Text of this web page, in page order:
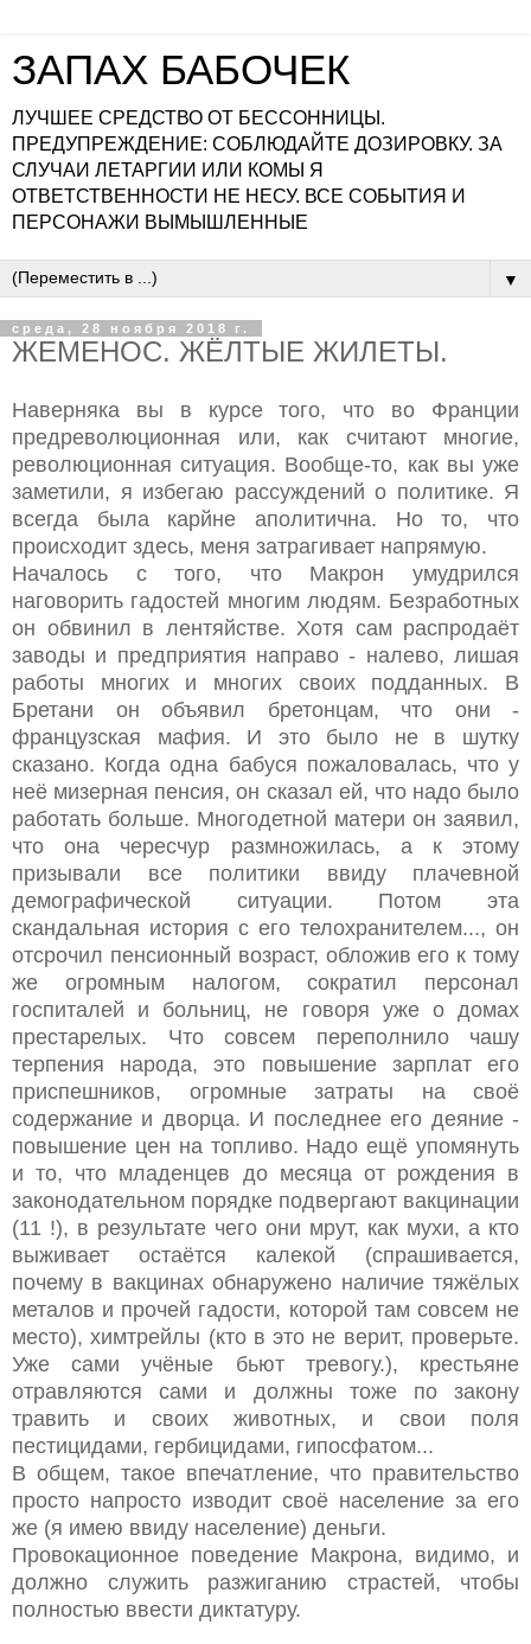
ЗАПАХ БАБОЧЕК
ЛУЧШЕЕ СРЕДСТВО ОТ БЕССОННИЦЫ.
ПРЕДУПРЕЖДЕНИЕ: СОБЛЮДАЙТЕ ДОЗИРОВКУ. ЗА
СЛУЧАИ ЛЕТАРГИИ ИЛИ КОМЫ Я
ОТВЕТСТВЕННОСТИ НЕ НЕСУ. ВСЕ СОБЫТИЯ И
ПЕРСОНАЖИ ВЫМЫШЛЕННЫЕ
▼
среда, 28 ноября 2018 г.
ЖЕМЕНОС. ЖЁЛТЫЕ ЖИЛЕТЫ.
Наверняка вы в курсе того, что во Франции
предреволюционная или, как считают многие,
революционная ситуация. Вообще-то, как вы уже
заметили, я избегаю рассуждений о политике. Я
всегда была карйне аполитична. Но то, что
происходит здесь, меня затрагивает напрямую.
Началось с того, что Макрон умудрился
наговорить гадостей многим людям. Безработных
он обвинил в лентяйстве. Хотя сам распродаёт
заводы и предприятия направо - налево, лишая
работы многих и многих своих подданных. В
Бретани он объявил бретонцам, что они -
французская мафия. И это было не в шутку
сказано. Когда одна бабуся пожаловалась, что у
неё мизерная пенсия, он сказал ей, что надо было
работать больше. Многодетной матери он заявил,
что она чересчур размножилась, а к этому
призывали все политики ввиду плачевной
демографической ситуации. Потом эта
скандальная история с его телохранителем..., он
отсрочил пенсионный возраст, обложив его к тому
же огромным налогом, сократил персонал
госпиталей и больниц, не говоря уже о домах
престарелых. Что совсем переполнило чашу
терпения народа, это повышение зарплат его
приспешников, огромные затраты на своё
содержание и дворца. И последнее его деяние -
повышение цен на топливо. Надо ещё упомянуть
и то, что младенцев до месяца от рождения в
законодательном порядке подвергают вакцинации
(11 !), в результате чего они мрут, как мухи, а кто
выживает остаётся калекой (спрашивается,
почему в вакцинах обнаружено наличие тяжёлых
металов и прочей гадости, которой там совсем не
место), химтрейлы (кто в это не верит, проверьте.
Уже сами учёные бьют тревогу.), крестьяне
отравляются сами и должны тоже по закону
травить и своих животных, и свои поля
пестицидами, гербицидами, гипосфатом...
В общем, такое впечатление, что правительство
просто напросто изводит своё население за его
же (я имею ввиду население) деньги.
Провокационное поведение Макрона, видимо, и
должно служить разжиганию страстей, чтобы
полностью ввести диктатуру.